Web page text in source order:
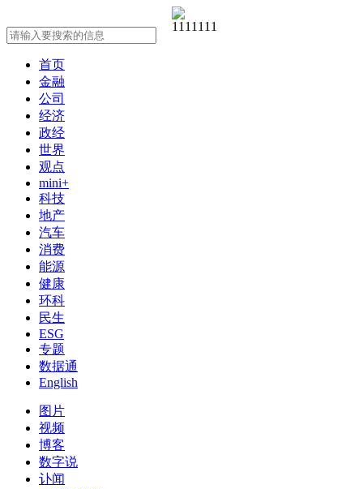
首页
金融
公司
经济
政经
世界
观点
mini+
科技
地产
汽车
消费
能源
健康
环科
民生
ESG
专题
数据通
English
图片
视频
博客
数字说
讣闻